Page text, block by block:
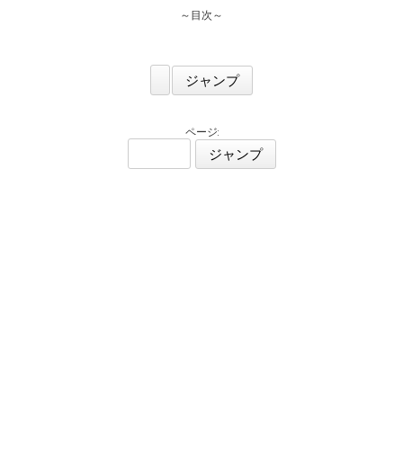
～目次～
ページ: